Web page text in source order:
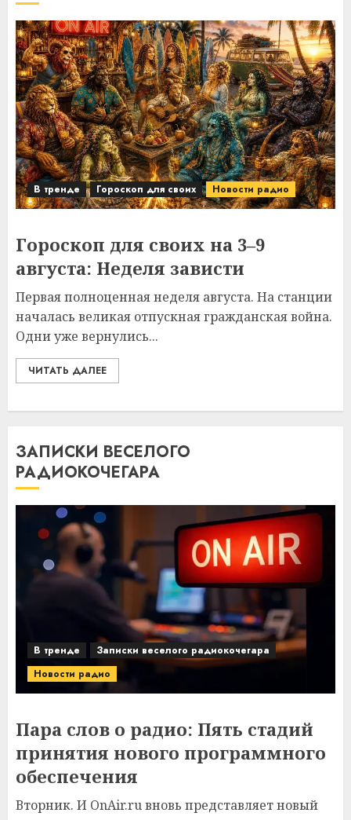
В тренде Гороскоп для своих Новости радио
Гороскоп для своих на 3–9
августа: Неделя зависти
Первая полноценная неделя августа. На станции
началась великая отпускная гражданская война.
Одни уже вернулись...
ЧИТАТЬ ДАЛЕЕ
ЗАПИСКИ ВЕСЕЛОГО
РАДИОКОЧЕГАРА
В тренде
Записки веселого радиокочегара
Новости радио
Пара слов о радио: Пять стадий
принятия нового программного
обеспечения
Вторник. И OnAir.ru вновь представляет новый